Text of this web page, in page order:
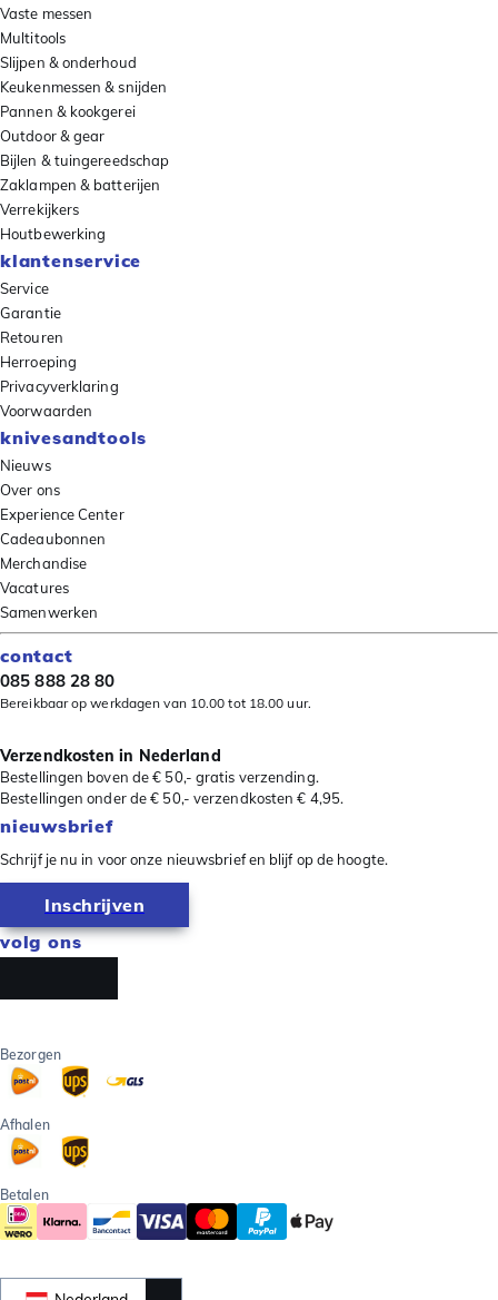
Vaste messen
Multitools
Slijpen & onderhoud
Keukenmessen & snijden
Pannen & kookgerei
Outdoor & gear
Bijlen & tuingereedschap
Zaklampen & batterijen
Verrekijkers
Houtbewerking
klantenservice
Service
Garantie
Retouren
Herroeping
Privacyverklaring
Voorwaarden
knivesandtools
Nieuws
Over ons
Experience Center
Cadeaubonnen
Merchandise
Vacatures
Samenwerken
contact
085 888 28 80
Bereikbaar op werkdagen van 10.00 tot 18.00 uur.
Verzendkosten in Nederland
Bestellingen boven de € 50,- gratis verzending.
Bestellingen onder de € 50,- verzendkosten € 4,95.
nieuwsbrief
Schrijf je nu in voor onze nieuwsbrief en blijf op de hoogte.
Inschrijven
volg ons
Bezorgen
Afhalen
Betalen